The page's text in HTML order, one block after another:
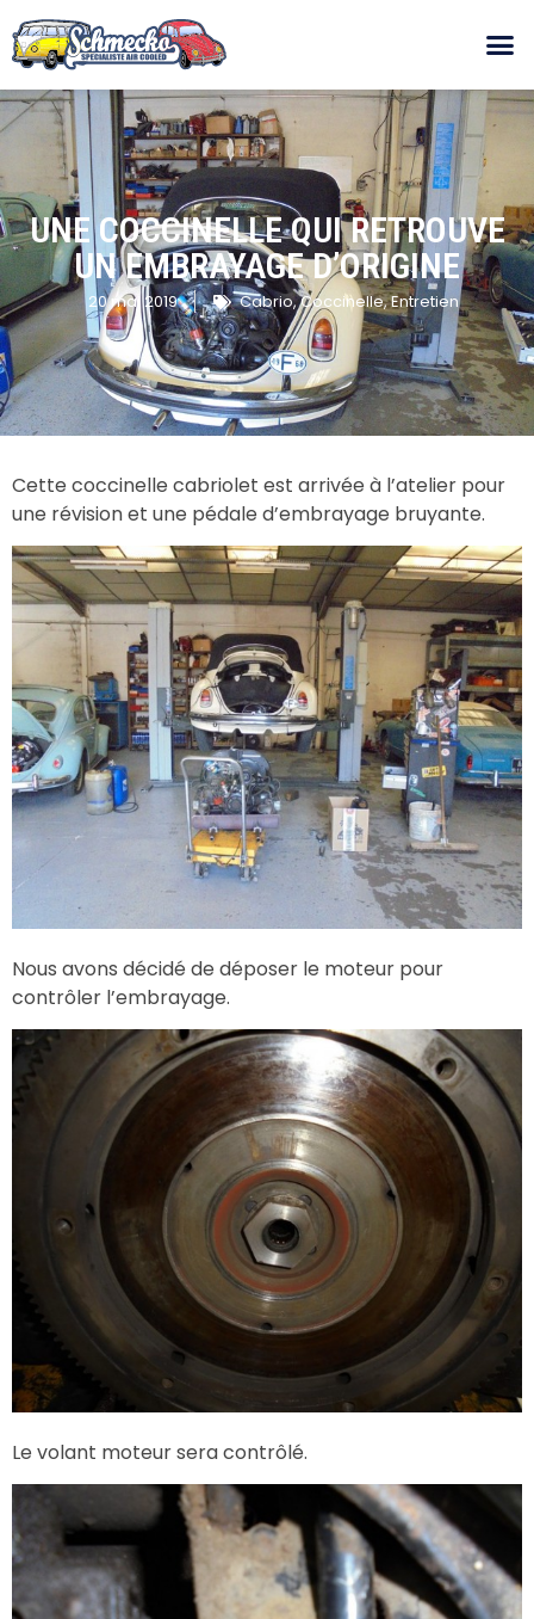
UNE COCCINELLE QUI RETROUVE
UN EMBRAYAGE D’ORIGINE
20 mai 2019 Cabrio,Coccinelle,Entretien
Cette coccinelle cabriolet est arrivée à l’atelier pour
une révision et une pédale d’embrayage bruyante.
Nous avons décidé de déposer le moteur pour
contrôler l’embrayage.
Le volant moteur sera contrôlé.